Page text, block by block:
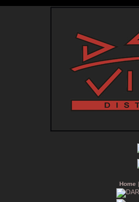
Home